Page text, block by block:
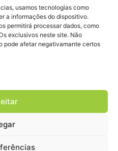
usamos tecnologias como
a informações do dispositivo.
permitirá processar dados, como
exclusivos neste site. Não
pode afetar negativamante certos
e dicas
no
mail.